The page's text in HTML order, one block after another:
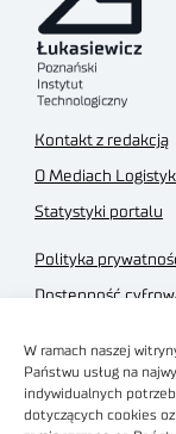
W ramach naszej
Państwu usług na
indywidualnych
dotyczących cookies
Kontakt z redakcją
O Mediach
Statystyki portalu
Polityka
Dostępność
Regulamin sklepu